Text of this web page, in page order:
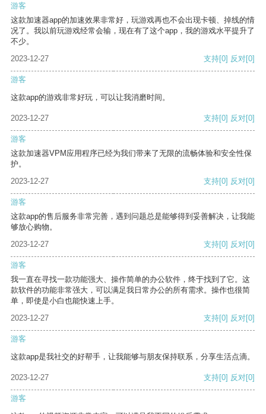
游客
这款加速器app的加速效果非常好，玩游戏再也不会出现卡顿、掉线的情
况了。我以前玩游戏经常会输，现在有了这个app，我的游戏水平提升了
不少。
2023-12-27
支持[0] 反对[0]
游客
这款app的游戏非常好玩，可以让我消磨时间。
2023-12-27 支持[0] 反对[0]
游客
这款加速器VPM应用程序已经为我们带来了无限的流畅体验和安全性保
护。
2023-12-27
支持[0] 反对[0]
游客
这款app的售后服务非常完善，遇到问题总是能够得到妥善解决，让我能
够放心购物。
2023-12-27
支持[0] 反对[0]
游客
我一直在寻找一款功能强大、操作简单的办公软件，终于找到了它。这
款软件的功能非常强大，可以满足我日常办公的所有需求。操作也很简
单，即使是小白也能快速上手。
2023-12-27
支持[0] 反对[0]
游客
这款app是我社交的好帮手，让我能够与朋友保持联系，分享生活点滴。
2023-12-27 支持[0] 反对[0]
游客